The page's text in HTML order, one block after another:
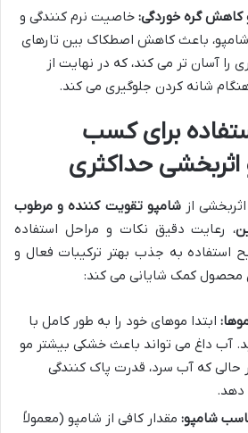
کاهش گره خوردگی: خاصیت نرم کنندگی و
باعث کاهش اصطکاک بین تارهای
را آسان تر می کند، که در نهایت از
شانه کردن جلوگیری می کند.
برای کسب
اثربخشی حداکثری
ازشامپو تقویت کننده و مرطوب
، رعایت دقیق نکات و مراحل استفاده
به جذب بهتر ترکیبات فعال و
محصول کمک شایانی می کند:
ابتدا موهای خود را به طور کامل با
آب داغ می تواند باعث خشکی بیشتر مو
که آب سرد، قدرت پاک کنندگی
دهد.
شامپو: مقدار کافی از شامپو (معمولاً